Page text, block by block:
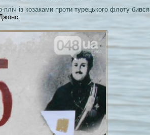
пліч із козаками проти турецького флоту бився